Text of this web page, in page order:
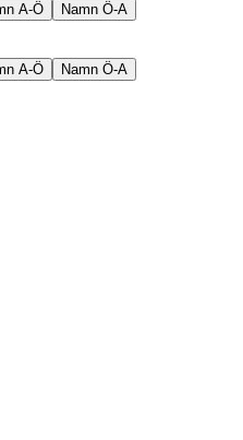
A-Ö Namn Ö-A
A-Ö Namn Ö-A